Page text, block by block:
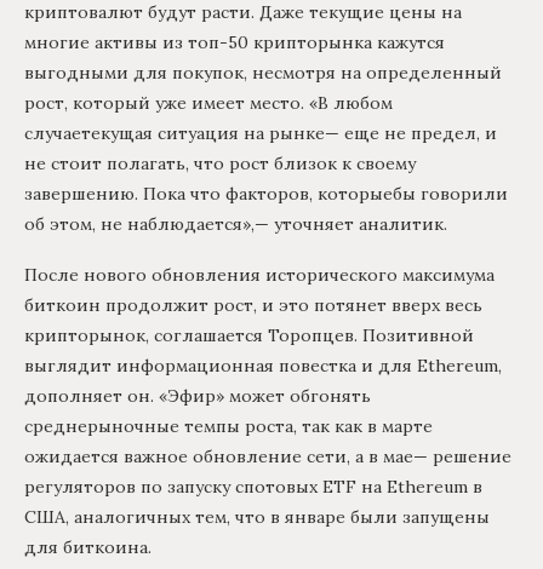
криптовалют будут расти. Даже текущие цены на
многие активы из топ-50 крипторынка кажутся
выгодными для покупок, несмотря на определенный
рост, который уже имеет место. «В любом
случаетекущая ситуация на рынке— еще не предел, и
не стоит полагать, что рост близок к своему
завершению. Пока что факторов, которыебы говорили
об этом, не наблюдается»,— уточняет аналитик.
После нового обновления исторического максимума
биткоин продолжит рост, и это потянет вверх весь
крипторынок, соглашается Торопцев. Позитивной
выглядит информационная повестка и для Ethereum,
дополняет он. «Эфир» может обгонять
среднерыночные темпы роста, так как в марте
ожидается важное обновление сети, а в мае— решение
регуляторов по запуску спотовых ETF на Ethereum в
США, аналогичных тем, что в январе были запущены
для биткоина.